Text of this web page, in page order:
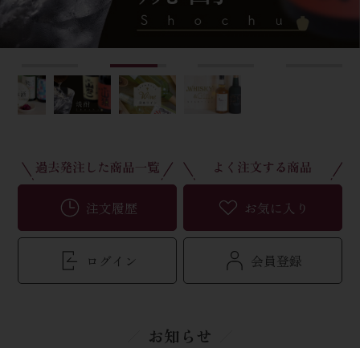
注文履歴 お気に入り
ログイン 会員登録
お知らせ